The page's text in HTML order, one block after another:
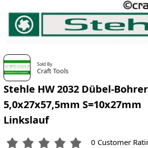
Sold By
Craft Tools
Stehle HW 2032 Dübel-Bohrer
5,0x27x57,5mm S=10x27mm
Linkslauf
0 Customer